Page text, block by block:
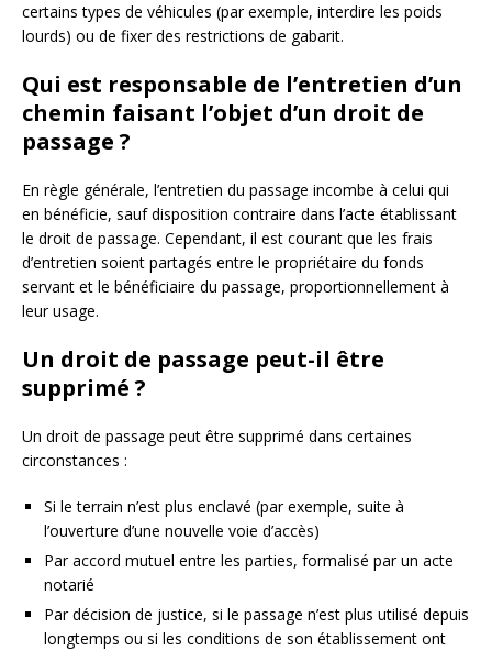
certains types de véhicules (par exemple, interdire les poids
lourds) ou de fixer des restrictions de gabarit.
Qui est responsable de l’entretien d’un
chemin faisant l’objet d’un droit de
passage ?
En règle générale, l’entretien du passage incombe à celui qui
en bénéficie, sauf disposition contraire dans l’acte établissant
le droit de passage. Cependant, il est courant que les frais
d’entretien soient partagés entre le propriétaire du fonds
servant et le bénéficiaire du passage, proportionnellement à
leur usage.
Un droit de passage peut-il être
supprimé ?
Un droit de passage peut être supprimé dans certaines
circonstances :
Si le terrain n’est plus enclavé (par exemple, suite à
l’ouverture d’une nouvelle voie d’accès)
Par accord mutuel entre les parties, formalisé par un acte
notarié
Par décision de justice, si le passage n’est plus utilisé depuis
longtemps ou si les conditions de son établissement ont